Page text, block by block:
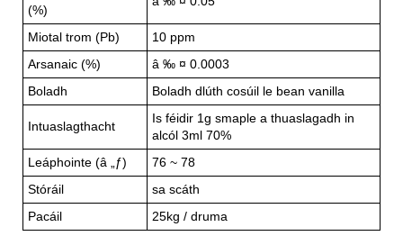
(%)
Miotal trom (Pb)
10 ppm
Arsanaic (%)
â ‰ ¤ 0.0003
Boladh
Boladh dlúth cosúil le bean vanilla
Intuaslagthacht
Is féidir 1g smaple a thuaslagadh in
alcól 3ml 70%
Leáphointe (â „ƒ)
76 ~ 78
Stóráil
sa scáth
Pacáil
25kg / druma